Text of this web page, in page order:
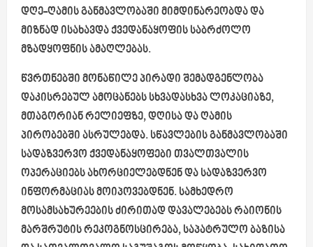
დღე-ღამის განმავლობაში მიმდინარეობდა და
მიზნად ისახავდა ქვედანაყოფის საბრძოლო
მზადყოფნის ამაღლებას.
წვრთნებში მონაწილე პირადი შემადგენლობა
დაკისრებულ ამოცანებს სხვადასხვალოკაციაზე,
მთაგორიან რელიეფზე, დღისა და ღამის
პირობებში ასრულებდა. სწავლების განმავლობაში
სადაზვერვო ქვედანაყოფები თვალთვალის
ოპერაციებს ახორციელებდნენ და სადაზვერვო
ინფორმაციას მოიპოვებდნენ. სამხედრო
მოსამსახურეების ძირითად დავალებებს რაიონის
მარშრუტისრეკოგნოსცირება, საპატრულო ბაზისა